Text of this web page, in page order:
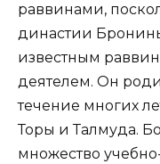
раввинами,
династии
известным
деятелем. Он
течение многих
Торы и Талмуда.
множество